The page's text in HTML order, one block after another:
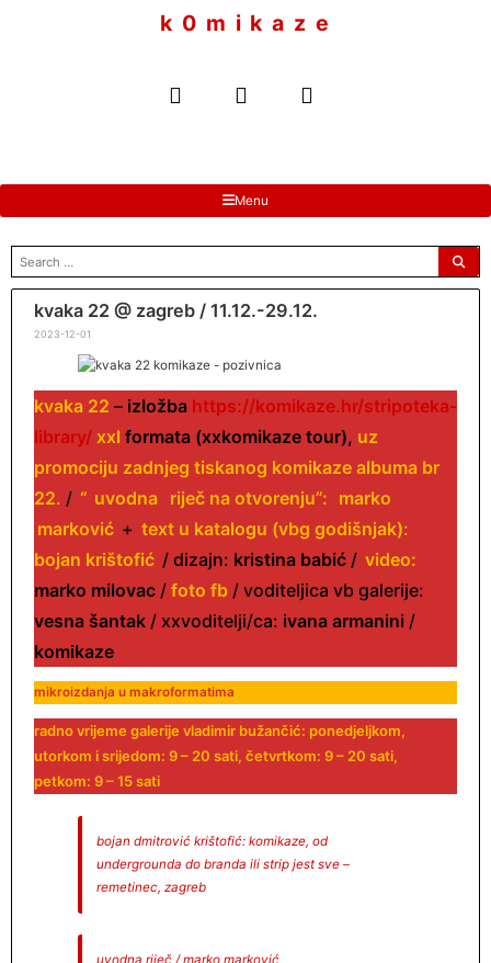
k 0 m i k a z e
Menu
search
for:
kvaka 22 @ zagreb / 11.12.-29.12.
2023-12-01
kvaka 22 – izložba https://komikaze.hr/stripoteka-
library/ xxl formata (xxkomikaze tour), uz
promociju zadnjeg tiskanog komikaze albuma br
22. / “ uvodna riječ na otvorenju”: marko
marković + text u katalogu (vbg godišnjak):
bojan krištofić / dizajn: kristina babić/ video:
marko milovac/ foto fb/ voditeljica vb galerije:
vesna šantak/ xxvoditelji/ca: ivana armanini /
komikaze
mikroizdanja u makroformatima
radno vrijeme galerije vladimir bužančić: ponedjeljkom,
utorkom i srijedom: 9 – 20 sati, četvrtkom: 9 – 20 sati,
petkom: 9 – 15 sati
bojan dmitrović krištofić: komikaze, od
undergrounda do branda ili strip jest sve –
remetinec, zagreb
uvodna riječ / marko marković